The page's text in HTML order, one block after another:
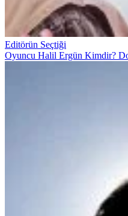
Editörün Seçtiği
Oyuncu Halil Ergün Kimdir?